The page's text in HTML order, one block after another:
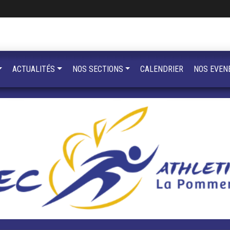
ACTUALITÉS NOS SECTIONS CALENDRIER NOS